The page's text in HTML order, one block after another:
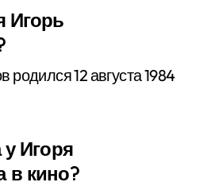
Игорь
родился 12 августа 1984
у Игоря
в кино?